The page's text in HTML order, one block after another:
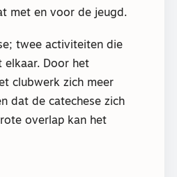
met en voor de jeugd.
twee activiteiten die
elkaar. Door het
clubwerk zich meer
dat de catechese zich
overlap kan het